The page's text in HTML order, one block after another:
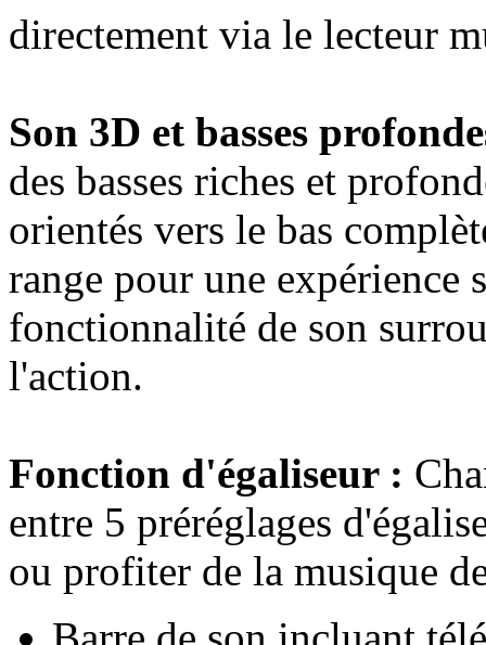
directement via le lecteur
Son 3D et basses
des basses riches et
orientés vers le bas
range pour une expérience
fonctionnalité de son
l'action.
Fonction d'égaliseur :
entre 5 préréglages
ou profiter de la musique